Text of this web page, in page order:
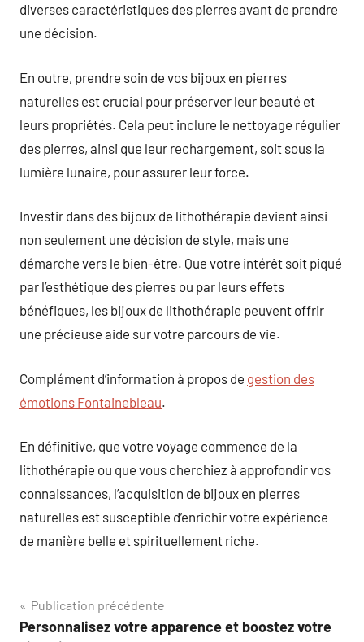
diverses caractéristiques des pierres avant de prendre
une décision.
En outre, prendre soin de vos bijoux en pierres
naturelles est crucial pour préserver leur beauté et
leurs propriétés. Cela peut inclure le nettoyage régulier
des pierres, ainsi que leur rechargement, soit sous la
lumière lunaire, pour assurer leur force.
Investir dans des bijoux de lithothérapie devient ainsi
non seulement une décision de style, mais une
démarche vers le bien-être. Que votre intérêt soit piqué
par l’esthétique des pierres ou par leurs effets
bénéfiques, les bijoux de lithothérapie peuvent offrir
une précieuse aide sur votre parcours de vie.
Complément d’information à propos de gestion des
émotions Fontainebleau.
En définitive, que votre voyage commence de la
lithothérapie ou que vous cherchiez à approfondir vos
connaissances, l’acquisition de bijoux en pierres
naturelles est susceptible d’enrichir votre expérience
de manière belle et spirituellement riche.
Navigation
Publication précédente
Personnalisez votre apparence et boostez votre